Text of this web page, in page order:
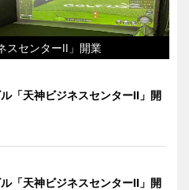
スセンターII」開業
「天神ビジネスセンターII」開
「天神ビジネスセンターII」開